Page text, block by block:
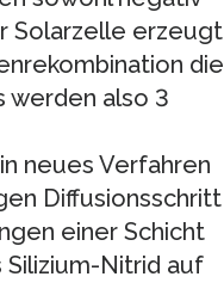
Solarzelle erzeugt
die
werden also 3
neues Verfahren
Diffusionsschritt
einer Schicht
Nitrid auf